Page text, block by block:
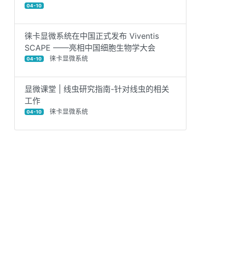
04-10
徕卡显微系统在中国正式发布 Viventis
SCAPE ——亮相中国细胞生物学大会
04-10 徕卡显微系统
显微课堂 | 线虫研究指南-针对线虫的相关
工作
04-10 徕卡显微系统